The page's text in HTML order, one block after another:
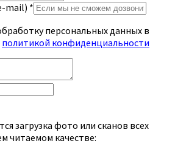
mail) *
персональных данных в
политикой конфиденциальности
загрузка фото или сканов всех
читаемом качестве: